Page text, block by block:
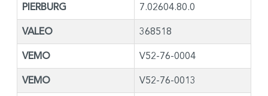
PIERBURG 7.02604.80.0
VALEO 368518
VEMO V52-76-0004
VEMO V52-76-0013